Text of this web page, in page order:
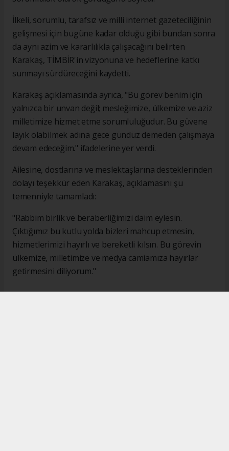
İlkeli, sorumlu, tarafsız ve milli internet gazeteciliğinin
gelişmesi için bugüne kadar olduğu gibi bundan sonra
da aynı azim ve kararlılıkla çalışacağını belirten
Karakaş, TİMBİR'in vizyonuna ve hedeflerine katkı
sunmayı sürdüreceğini kaydetti.
Karakaş açıklamasında ayrıca, "Bu görev benim için
yalnızca bir unvan değil; mesleğimize, ülkemize ve aziz
milletimize hizmet etme sorumluluğudur. Bu güvene
layık olabilmek adına gece gündüz demeden çalışmaya
devam edeceğim." ifadelerine yer verdi.
Ailesine, dostlarına ve meslektaşlarına desteklerinden
dolayı teşekkür eden Karakaş, açıklamasını şu
temenniyle tamamladı:
"Rabbim birlik ve beraberliğimizi daim eylesin.
Çıktığımız bu kutlu yolda bizleri mahcup etmesin,
hizmetlerimizi hayırlı ve bereketli kılsın. Bu görevin
ülkemize, milletimize ve medya camiamıza hayırlar
getirmesini diliyorum."